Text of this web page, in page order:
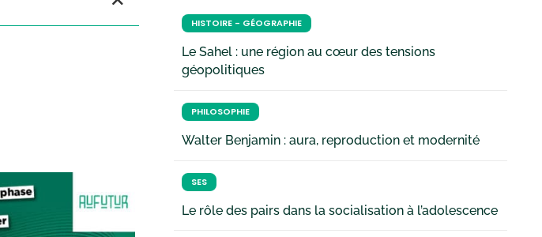
HISTOIRE - GÉOGRAPHIE
Le Sahel : une région au cœur des tensions
géopolitiques
PHILOSOPHIE
Walter Benjamin : aura, reproduction et modernité
SES
Le rôle des pairs dans la socialisation à l’adolescence